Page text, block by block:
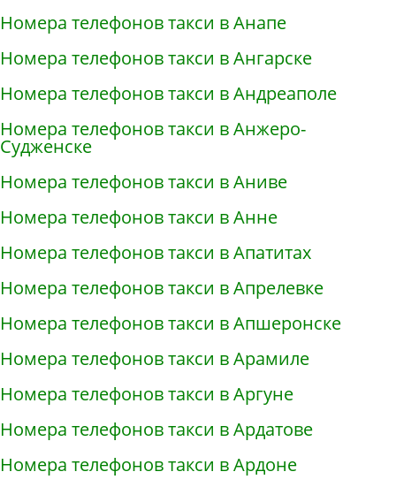
Номера телефонов такси в Анапе
Номера телефонов такси в Ангарске
Номера телефонов такси в Андреаполе
Номера телефонов такси в Анжеро-
Судженске
Номера телефонов такси в Аниве
Номера телефонов такси в Анне
Номера телефонов такси в Апатитах
Номера телефонов такси в Апрелевке
Номера телефонов такси в Апшеронске
Номера телефонов такси в Арамиле
Номера телефонов такси в Аргуне
Номера телефонов такси в Ардатове
Номера телефонов такси в Ардоне